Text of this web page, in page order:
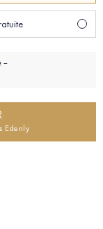
-
Edenly